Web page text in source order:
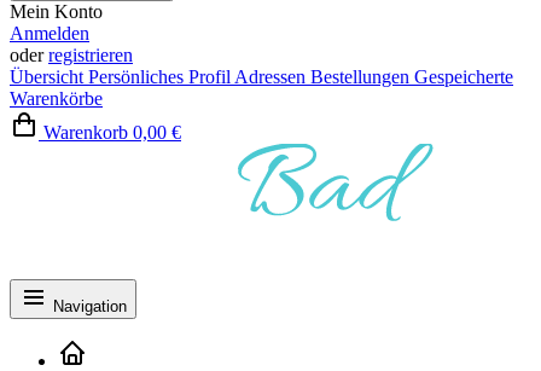
Mein Konto
Anmelden
oderregistrieren
Übersicht Persönliches Profil Adressen Bestellungen Gespeicherte
Warenkörbe
Warenkorb 0,00 €
Navigation